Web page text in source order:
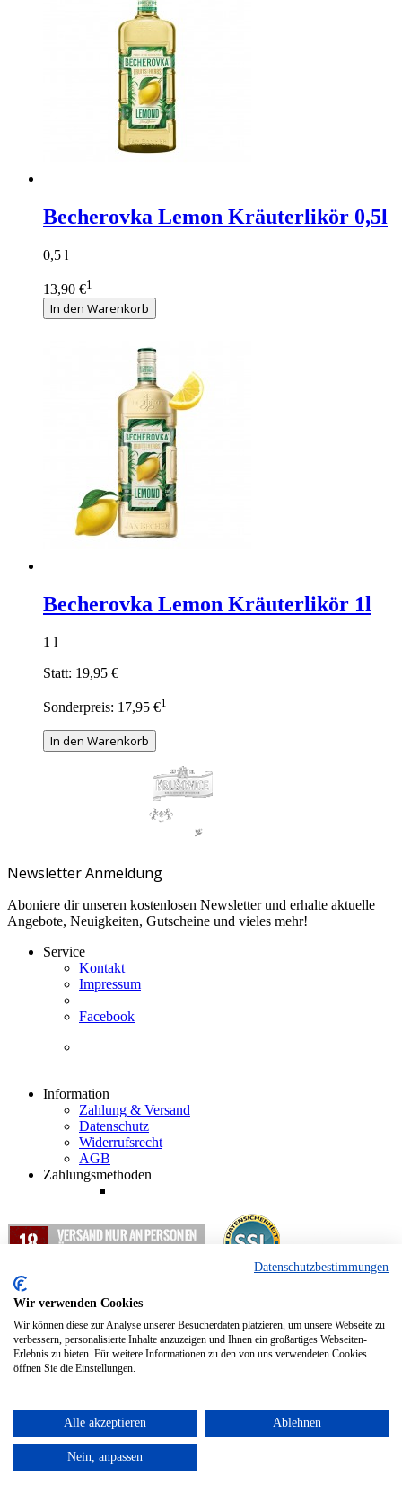
Becherovka Lemon Kräuterlikör 0,5l
0,5 l
13,90 €1
In den Warenkorb
Becherovka Lemon Kräuterlikör 1l
1 l
Statt: 19,95 €
Sonderpreis: 17,95 €1
In den Warenkorb
Newsletter Anmeldung
Aboniere dir unseren kostenlosen Newsletter und erhalte aktuelle
Angebote, Neuigkeiten, Gutscheine und vieles mehr!
Service
Kontakt
Impressum
Facebook
Information
Zahlung & Versand
Datenschutz
Widerrufsrecht
AGB
Zahlungsmethoden
Alle Preisangaben in EUR inkl. gesetzlicher Mehrwertsteuer und
zzgl. Versandkosten.
Nur für Abholung und Weiterleitung nach Deutschland.
Copyright © 2012 - 2024 Hopfenkurier.com - Bierspezialitäten und
Spirituosen Onlineshop
Datenschutzbestimmungen
Wir verwenden Cookies
Wir können diese zur Analyse unserer Besucherdaten platzieren, um unsere Webseite zu
verbessern, personalisierte Inhalte anzuzeigen und Ihnen ein großartiges Webseiten-
Erlebnis zu bieten. Für weitere Informationen zu den von uns verwendeten Cookies
öffnen Sie die Einstellungen.
Alle akzeptieren Ablehnen
Nein, anpassen